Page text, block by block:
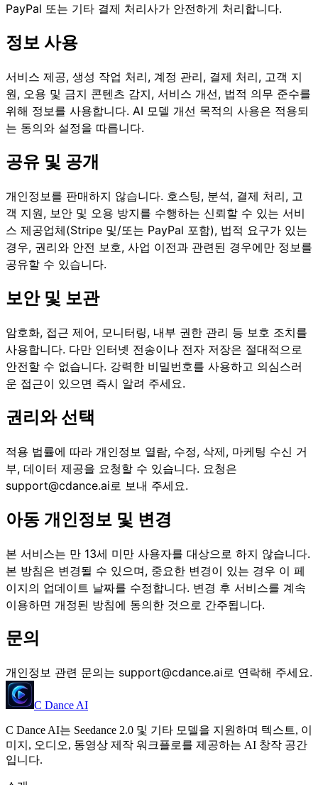
PayPal 또는 기타 결제 처리사가 안전하게 처리합니다.
정보 사용
서비스 제공, 생성 작업 처리, 계정 관리, 결제 처리, 고객 지
원, 오용 및 금지 콘텐츠 감지, 서비스 개선, 법적 의무 준수를
위해 정보를 사용합니다. AI 모델 개선 목적의 사용은 적용되
는 동의와 설정을 따릅니다.
공유 및 공개
개인정보를 판매하지 않습니다. 호스팅, 분석, 결제 처리, 고
객 지원, 보안 및 오용 방지를 수행하는 신뢰할 수 있는 서비
스 제공업체(Stripe 및/또는 PayPal 포함), 법적 요구가 있는
경우, 권리와 안전 보호, 사업 이전과 관련된 경우에만 정보를
공유할 수 있습니다.
보안 및 보관
암호화, 접근 제어, 모니터링, 내부 권한 관리 등 보호 조치를
사용합니다. 다만 인터넷 전송이나 전자 저장은 절대적으로
안전할 수 없습니다. 강력한 비밀번호를 사용하고 의심스러
운 접근이 있으면 즉시 알려 주세요.
권리와 선택
적용 법률에 따라 개인정보 열람, 수정, 삭제, 마케팅 수신 거
부, 데이터 제공을 요청할 수 있습니다. 요청은
support@cdance.ai로 보내 주세요.
아동 개인정보 및 변경
본 서비스는 만 13세 미만 사용자를 대상으로 하지 않습니다.
본 방침은 변경될 수 있으며, 중요한 변경이 있는 경우 이 페
이지의 업데이트 날짜를 수정합니다. 변경 후 서비스를 계속
이용하면 개정된 방침에 동의한 것으로 간주됩니다.
문의
개인정보 관련 문의는 support@cdance.ai로 연락해 주세요.
C Dance AI
C Dance AI는 Seedance 2.0 및 기타 모델을 지원하며 텍스트, 이
미지, 오디오, 동영상 제작 워크플로를 제공하는 AI 창작 공간
입니다.